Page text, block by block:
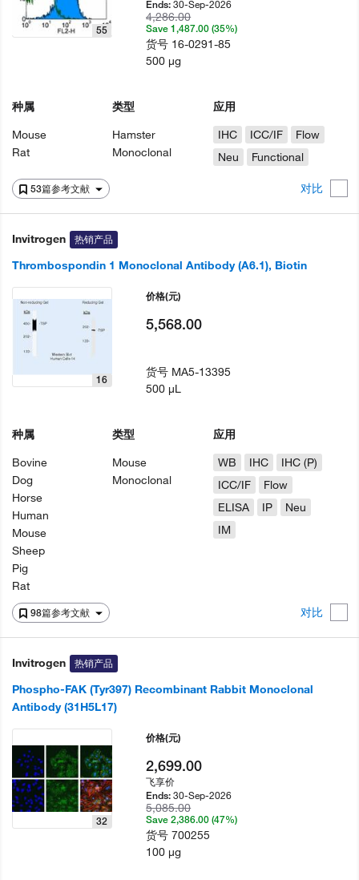
53篇参考文献 对比
55
种属
Mouse
Rat
类型
Hamster
Monoclonal
应用
IHC
ICC/IF
Flow
Neu
Functional
Ends:30-Sep-2026
4,286.00
Save 1,487.00 (35%)
货号 16-0291-85
500 µg
Invitrogen 热销产品
Thrombospondin 1 Monoclonal Antibody (A6.1), Biotin
98篇参考文献 对比
16
种属
Bovine
Dog
Horse
Human
Mouse
Sheep
Pig
Rat
类型
Mouse
Monoclonal
应用
WB
IHC
IHC (P)
ICC/IF
Flow
ELISA
IP
Neu
IM
价格(元)
5,568.00
货号 MA5-13395
500 µL
Invitrogen 热销产品
Phospho-FAK (Tyr397) Recombinant Rabbit Monoclonal
Antibody (31H5L17)
32
价格(元)
2,699.00
飞享价
Ends:30-Sep-2026
5,085.00
Save 2,386.00 (47%)
货号700255
100 µg